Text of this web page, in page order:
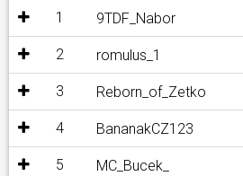
1 9TDF_Nabor
2 romulus_1
3 Reborn_of_Zetko
4 BananakCZ123
5 MC_Bucek_